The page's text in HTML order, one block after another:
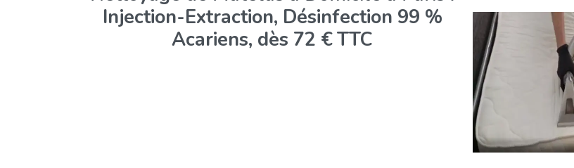
Injection-Extraction, Désinfection 99 %
Acariens, dès 72 € TTC